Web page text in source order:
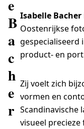
e
B
a
c
h
e
r
Isabelle Bacher
Oostenrijkse
gespecialiseerd
product- en
Zij voelt zich
vormen en
Scandinavische
visueel